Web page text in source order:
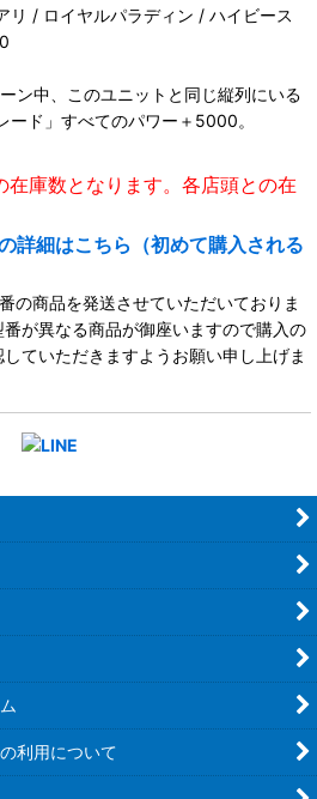
リ / ロイヤルパラディン / ハイビース
ン中、このユニットと同じ縦列にいる
ード」すべてのパワー＋5000。
庫数となります。各店頭との在
詳細はこちら（初めて購入される
の商品を発送させていただいておりま
が異なる商品が御座いますので購入の
ていただきますようお願い申し上げま
利用について